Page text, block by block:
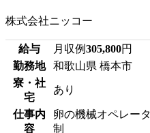
株式会社ニッコー
給与 月収例305,800円
勤務地
和歌山県 橋本市
寮・社
宅
あり
仕事内
容
卵の機械オペレー
制